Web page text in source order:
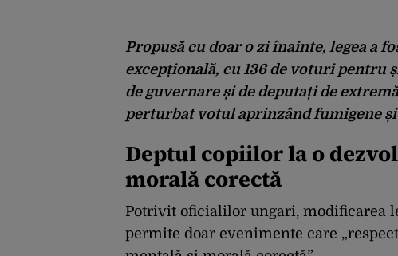
Propusă cu doar o zi înainte, legea a
excepțională, cu 136 de voturi
de guvernare și de deputați de
perturbat votul aprinzând fumigene
Deptul copiilor la o
morală corectă
Potrivit oficialilor ungari, modificarea
permite doar evenimente care